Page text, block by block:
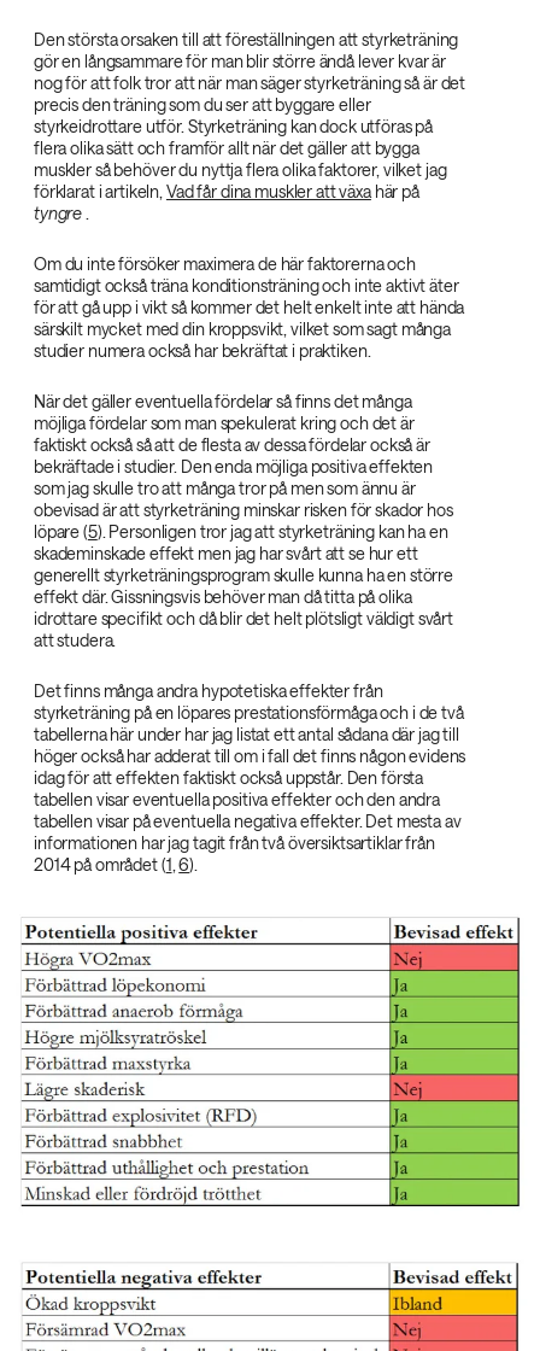
Den största orsaken till att föreställningen att styrketräning
gör en långsammare för man blir större ändå lever kvar är
nog för att folk tror att när man säger styrketräning så är det
precis den träning som du ser att byggare eller
styrkeidrottare utför. Styrketräning kan dock utföras på
flera olika sätt och framför allt när det gäller att bygga
muskler så behöver du nyttja flera olika faktorer, vilket jag
förklarat i artikeln, Vad får dina muskler att växahär på
tyngre‌
Om du inte försöker maximera de här faktorerna och
samtidigt också träna konditionsträning och inte aktivt äter
för att gå upp i vikt så kommer det helt enkelt inte att hända
särskilt mycket med din kroppsvikt, vilket som sagt många
studier numera också har bekräftat i praktiken.
När det gäller eventuella fördelar så finns det många
möjliga fördelar som man spekulerat kring och det är
faktiskt också så att de flesta av dessa fördelar också är
bekräftade i studier. Den enda möjliga positiva effekten
som jag skulle tro att många tror på men som ännu är
obevisad är att styrketräning minskar risken för skador hos
löpare (5). Personligen tror jag att styrketräning kan ha en
skademinskade effekt men jag har svårt att se hur ett
generellt styrketräningsprogram skulle kunna ha en större
effekt där. Gissningsvis behöver man då titta på olika
idrottare specifikt och då blir det helt plötsligt väldigt svårt
att studera.
Det finns många andra hypotetiska effekter från
styrketräning på en löpares prestationsförmåga och i de två
tabellerna här under har jag listat ett antal sådana där jag till
höger också har adderat till om i fall det finns någon evidens
idag för att effekten faktiskt också uppstår. Den första
tabellen visar eventuella positiva effekter och den andra
tabellen visar på eventuella negativa effekter. Det mesta av
informationen har jag tagit från två översiktsartiklar från
2014 på området (1 ,6).